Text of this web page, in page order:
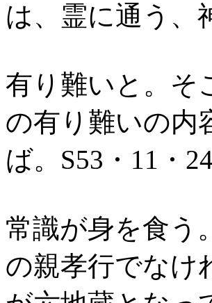
は、霊に通う、
有り難いと。そ
の有り難いの内
ば。S53・11・24
常識が身を食う
の親孝行でなけ